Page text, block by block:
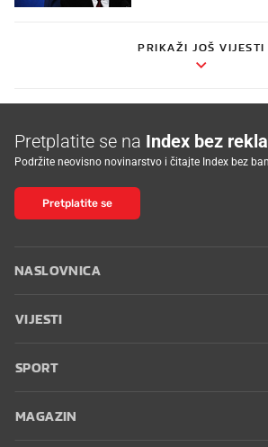
PRIKAŽI JOŠ VIJESTI
Pretplatite se na Index bez
Podržite neovisno novinarstvo i čitajte Index bez
Pretplatite se
NASLOVNICA
VIJESTI
SPORT
MAGAZIN